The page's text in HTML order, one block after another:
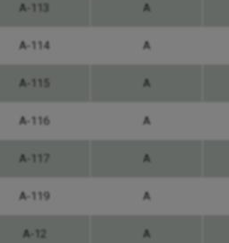
A-113 A
A-114 A
A-115 A
A-116 A
A-117 A
A-119 A
A-12 A